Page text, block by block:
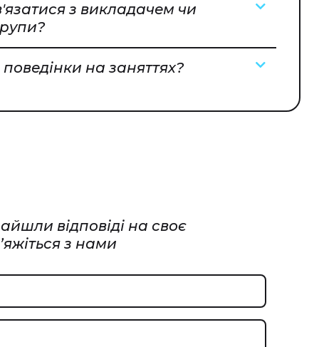
з викладачем чи
на заняттях?
відповіді на своє
з нами